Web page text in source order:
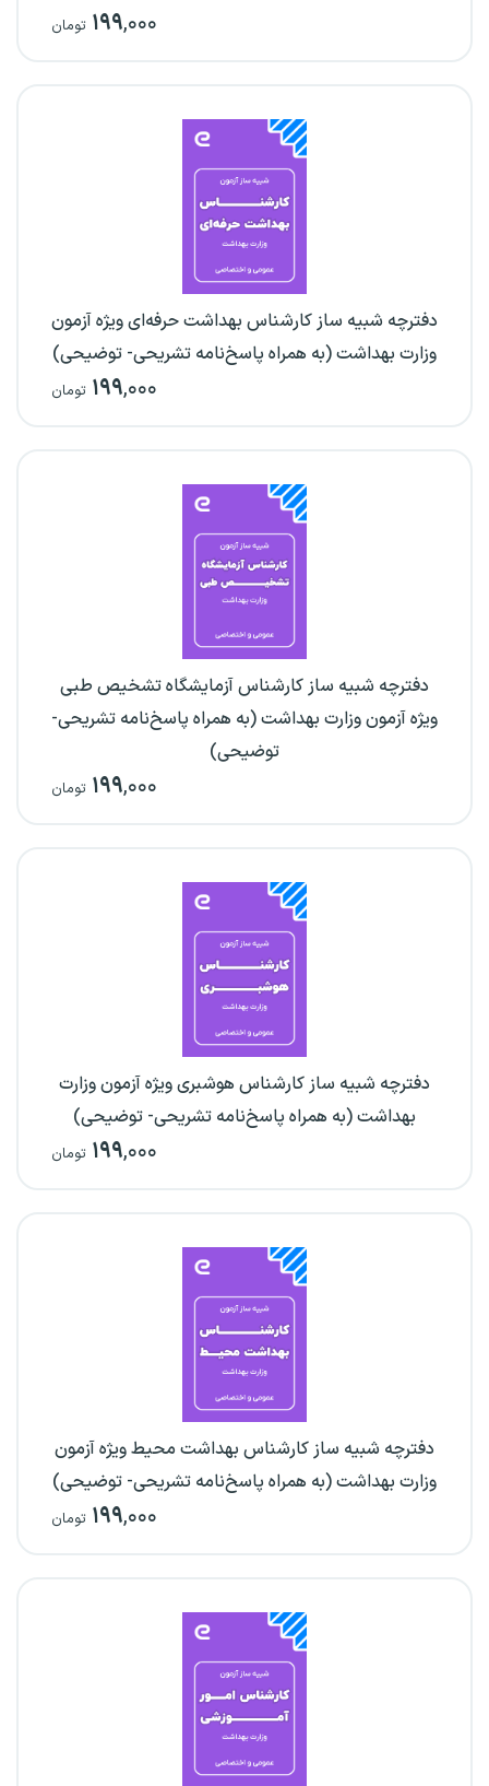
۱۹۹,۰۰۰ تومان
دفترچه شبیه ساز کارشناس بهداشت حرفه‌ای ویژه آزمون
وزارت بهداشت (به همراه پاسخ‌نامه تشریحی- توضیحی)
۱۹۹,۰۰۰ تومان
دفترچه شبیه ساز کارشناس آزمایشگاه تشخیص طبی
ویژه آزمون وزارت بهداشت (به همراه پاسخ‌نامه تشریحی-
توضیحی)
۱۹۹,۰۰۰ تومان
دفترچه شبیه ساز کارشناس هوشبری ویژه آزمون وزارت
بهداشت (به همراه پاسخ‌نامه تشریحی- توضیحی)
۱۹۹,۰۰۰ تومان
دفترچه شبیه ساز کارشناس بهداشت محیط ویژه آزمون
وزارت بهداشت (به همراه پاسخ‌نامه تشریحی- توضیحی)
۱۹۹,۰۰۰ تومان